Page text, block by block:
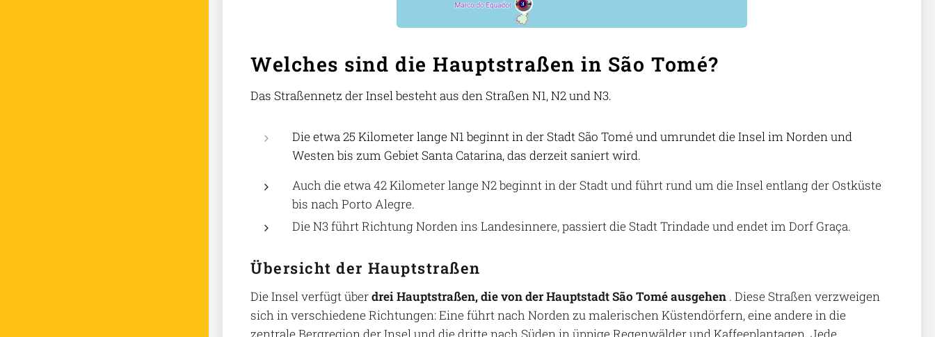
Welches sind die Hauptstraßen in São Tomé?
Das Straßennetz der Insel besteht aus den Straßen N1, N2 und N3.
Die etwa 25 Kilometer lange N1 beginnt in der Stadt São Tomé und umrundet die Insel im Norden und
Westen bis zum Gebiet Santa Catarina, das derzeit saniert wird.
Auch die etwa 42 Kilometer lange N2 beginnt in der Stadt und führt rund um die Insel entlang der Ostküste
bis nach Porto Alegre.
Die N3 führt Richtung Norden ins Landesinnere, passiert die Stadt Trindade und endet im Dorf Graça.
Übersicht der Hauptstraßen
Die Insel verfügt überdrei Hauptstraßen, die von der Hauptstadt São Tomé ausgehen . Diese Straßen verzweigen
sich in verschiedene Richtungen: Eine führt nach Norden zu malerischen Küstendörfern, eine andere in die